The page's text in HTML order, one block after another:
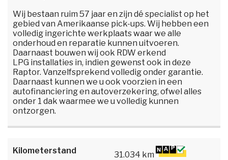
Wij bestaan ruim 57 jaar en zijn dé specialist op het
gebied van Amerikaanse pick-ups. Wij hebben een
volledig ingerichte werkplaats waar we alle
onderhoud en reparatie kunnen uitvoeren.
Daarnaast bouwen wij ook RDW erkend
LPG installaties in, indien gewenst ook in deze
Raptor. Vanzelfsprekend volledig onder garantie.
Daarnaast kunnen we u ook voorzien in een
autofinanciering en autoverzekering, ofwel alles
onder 1 dak waarmee we u volledig kunnen
ontzorgen.
Kilometerstand
31.034 km